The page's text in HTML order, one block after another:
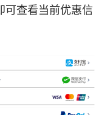
可查看当前优惠信